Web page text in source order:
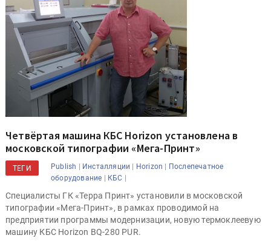
Четвёртая машина КБС Horizon установлена в
московской типографии «Мега-Принт»
ТЕГИ Publish | Инсталляции | Horizon | Послепечатное
оборудование | КБС |
Специалисты ГК «Терра Принт» установили в московской
типографии «Мега-Принт», в рамках проводимой на
предприятии программы модернизации, новую термоклеевую
машину КБС Horizon BQ-280 PUR.